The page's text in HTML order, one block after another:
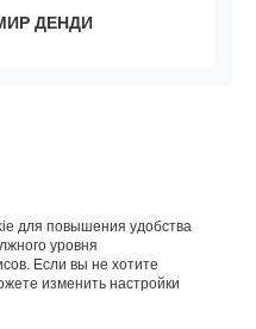
ДЕНДИ
для повышения удобства
уровня
Если вы не хотите
изменить настройки